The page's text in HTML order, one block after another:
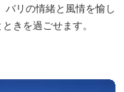
バリの情緒と風情を愉し
きを過ごせます。